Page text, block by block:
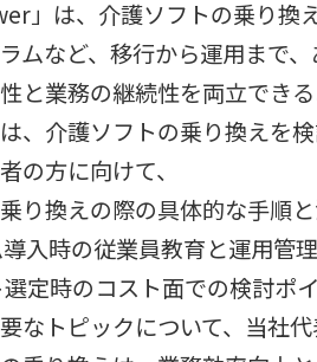
」は、介護ソフトの乗り
ムなど、移行から運用まで
と業務の継続性を両立でき
、介護ソフトの乗り換えを
の方に向けて、
り換えの際の具体的な手順
入時の従業員教育と運用管
定時のコスト面での検討ポ
なトピックについて、当社